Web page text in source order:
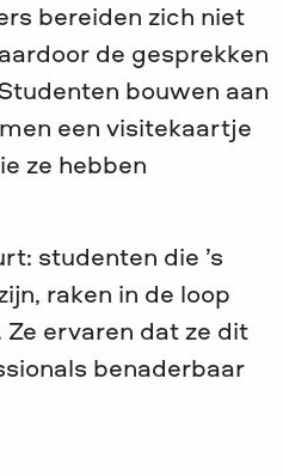
bereiden zich niet
de gesprekken
bouwen aan
een visitekaartje
ze hebben
studenten die ’s
raken in de loop
Ze ervaren dat ze dit
benaderbaar